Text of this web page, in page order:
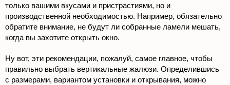
только вашими вкусами и пристрастиями, но и
производственной необходимостью. Например, обязательно
обратите внимание, не будут ли собранные ламели мешать,
когда вы захотите открыть окно.
Ну вот, эти рекомендации, пожалуй, самое главное, чтобы
правильно выбрать вертикальные жалюзи. Определившись
с размерами, вариантом установки и открывания, можно